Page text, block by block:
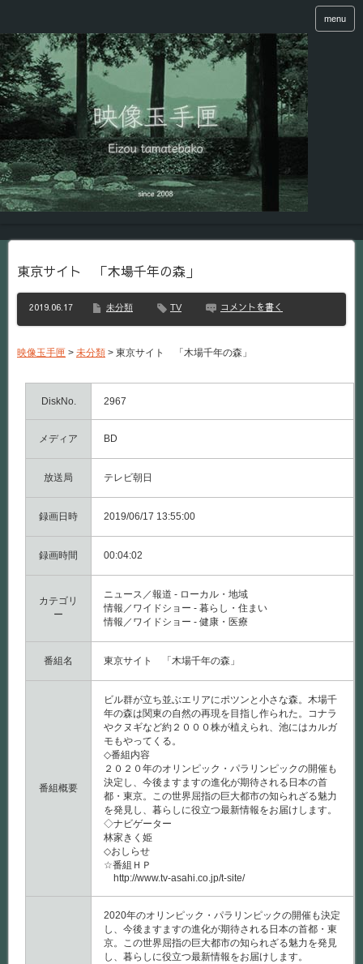
menu
東京サイト 「木場千年の森」
2019.06.17 未分類 TV コメントを書く
映像玉手匣 > 未分類 > 東京サイト 「木場千年の森」
DiskNo. 2967
メディア BD
放送局 テレビ朝日
録画日時 2019/06/17 13:55:00
録画時間 00:04:02
カテゴリ
ー
ニュース／報道 - ローカル・地域
情報／ワイドショー - 暮らし・住まい
情報／ワイドショー - 健康・医療
番組名 東京サイト 「木場千年の森」
番組概要
ビル群が立ち並ぶエリアにポツンと小さな森。木場千
年の森は関東の自然の再現を目指し作られた。コナラ
やクヌギなど約２０００株が植えられ、池にはカルガ
モもやってくる。
◇番組内容
２０２０年のオリンピック・パラリンピックの開催も
決定し、今後ますますの進化が期待される日本の首
都・東京。この世界屈指の巨大都市の知られざる魅力
を発見し、暮らしに役立つ最新情報をお届けします。
◇ナビゲーター
林家きく姫
◇おしらせ
☆番組ＨＰ
http://www.tv-asahi.co.jp/t-site/
2020年のオリンピック・パラリンピックの開催も決定
し、今後ますますの進化が期待される日本の首都・東
京。この世界屈指の巨大都市の知られざる魅力を発見
し、暮らしに役立つ最新情報をお届けします。